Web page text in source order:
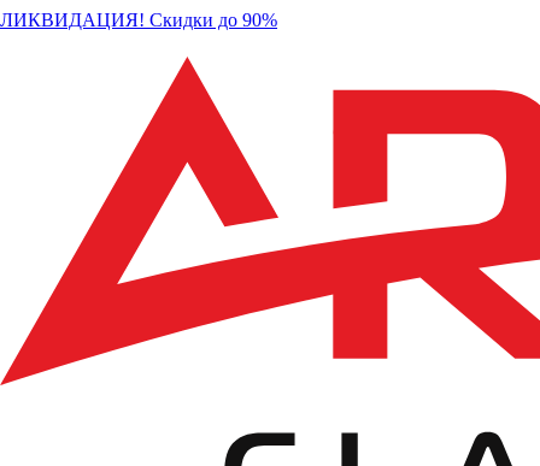
ЛИКВИДАЦИЯ! Скидки до 90%